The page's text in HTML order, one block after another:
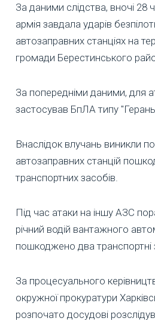
За даними слідства, вночі 28
армія завдала ударів
автозаправних станціях на
громади Берестинського
За попередніми даними, для
застосував БпЛА типу
Внаслідок влучань виникли
автозаправних станцій
транспортних засобів.
Під час атаки на іншу АЗС
річний водій вантажного
пошкоджено два транспортні
За процесуального
окружної прокуратури
розпочато досудові